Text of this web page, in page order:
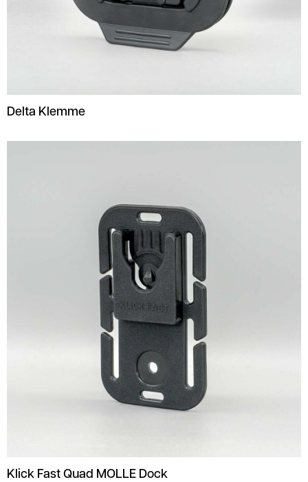
Delta Klemme
Klick Fast Quad MOLLE Dock